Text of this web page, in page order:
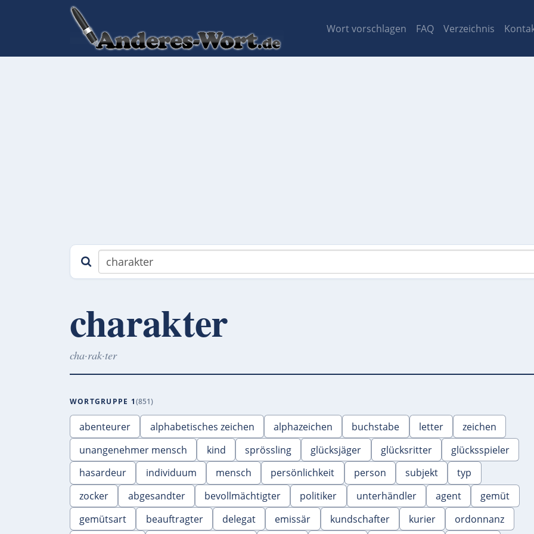
Wort vorschlagen FAQ Verzeichnis
charakter
cha·rak·ter
WORTGRUPPE 1 851
abenteurer alphabetisches zeichen alphazeichen buchstabe letter
zeichen
unangenehmer mensch
kind sprössling glücksjäger glücksritter
glücksspieler
hasardeur
individuum mensch persönlichkeit person subjekt
typ
zocker
abgesandter bevollmächtigter politiker unterhändler agent
gemüt
gemütsart
beauftragter delegat emissär kundschafter kurier
ordonnanz